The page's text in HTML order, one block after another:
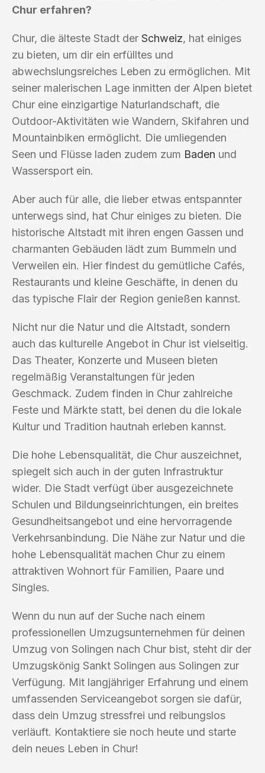
Chur erfahren?
Chur, die älteste Stadt der Schweiz, hat einiges
zu bieten, um dir ein erfülltes und
abwechslungsreiches Leben zu ermöglichen. Mit
seiner malerischen Lage inmitten der Alpen bietet
Chur eine einzigartige Naturlandschaft, die
Outdoor-Aktivitäten wie Wandern, Skifahren und
Mountainbiken ermöglicht. Die umliegenden
Seen und Flüsse laden zudem zum Baden und
Wassersport ein.
Aber auch für alle, die lieber etwas entspannter
unterwegs sind, hat Chur einiges zu bieten. Die
historische Altstadt mit ihren engen Gassen und
charmanten Gebäuden lädt zum Bummeln und
Verweilen ein. Hier findest du gemütliche Cafés,
Restaurants und kleine Geschäfte, in denen du
das typische Flair der Region genießen kannst.
Nicht nur die Natur und die Altstadt, sondern
auch das kulturelle Angebot in Chur ist vielseitig.
Das Theater, Konzerte und Museen bieten
regelmäßig Veranstaltungen für jeden
Geschmack. Zudem finden in Chur zahlreiche
Feste und Märkte statt, bei denen du die lokale
Kultur und Tradition hautnah erleben kannst.
Die hohe Lebensqualität, die Chur auszeichnet,
spiegelt sich auch in der guten Infrastruktur
wider. Die Stadt verfügt über ausgezeichnete
Schulen und Bildungseinrichtungen, ein breites
Gesundheitsangebot und eine hervorragende
Verkehrsanbindung. Die Nähe zur Natur und die
hohe Lebensqualität machen Chur zu einem
attraktiven Wohnort für Familien, Paare und
Singles.
Wenn du nun auf der Suche nach einem
professionellen Umzugsunternehmen für deinen
Umzug von Solingen nach Chur bist, steht dir der
Umzugskönig Sankt Solingen aus Solingen zur
Verfügung. Mit langjähriger Erfahrung und einem
umfassenden Serviceangebot sorgen sie dafür,
dass dein Umzug stressfrei und reibungslos
verläuft. Kontaktiere sie noch heute und starte
dein neues Leben in Chur!